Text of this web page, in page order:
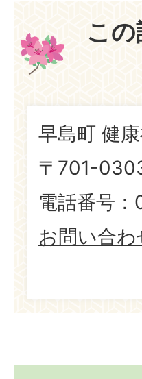
こ
早島町 健
〒701-
電話番号
お問い合